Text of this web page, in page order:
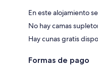
En este alojamiento
No hay camas
Hay cunas gratis
Formas de pago